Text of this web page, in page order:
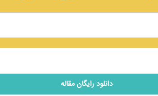
دانلود رایگان مقاله